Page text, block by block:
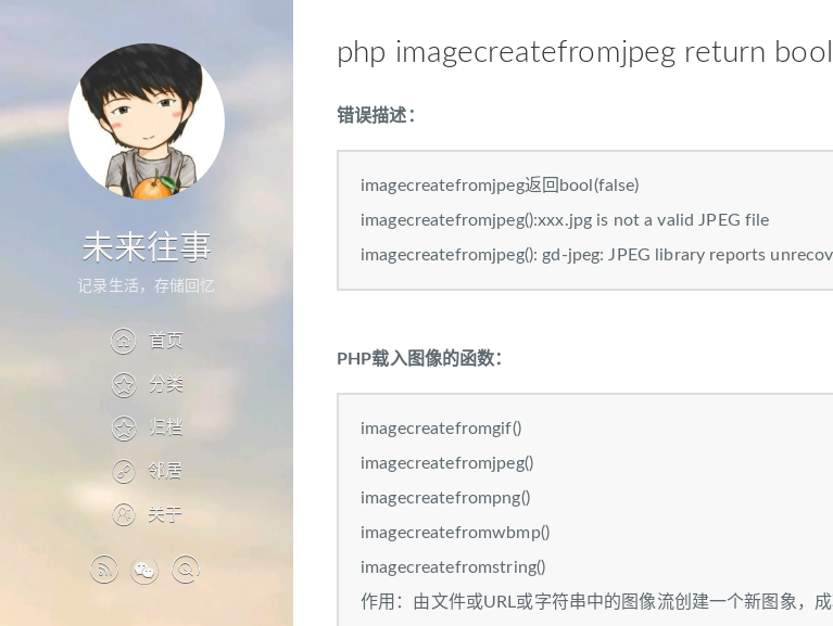
未来往事
记录生活，存储回忆
首页
分类
归档
邻居
关于
php imagecreatefromjpeg return
错误描述：
imagecreatefromjpeg返回bool(false)
imagecreatefromjpeg():xxx.jpg is not a valid JPEG file
imagecreatefromjpeg(): gd-jpeg: JPEG library reports
PHP载入图像的函数：
imagecreatefromgif()
imagecreatefromjpeg()
imagecreatefrompng()
imagecreatefromwbmp()
imagecreatefromstring()
作用：由文件或URL或字符串中的图像流创建一个新图象，